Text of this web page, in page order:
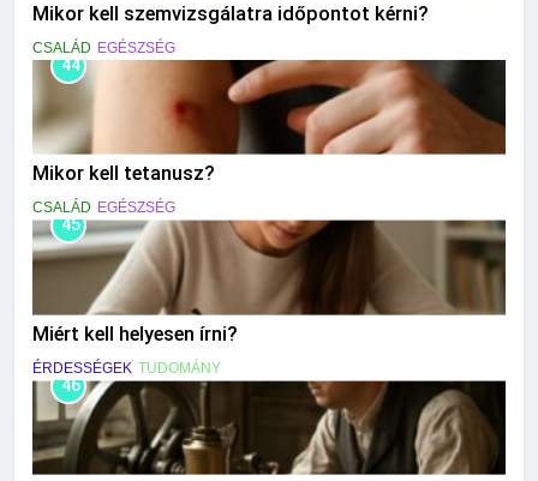
Mikor kell szemvizsgálatra időpontot kérni?
CSALÁD EGÉSZSÉG
44
Mikor kell tetanusz?
CSALÁD EGÉSZSÉG
45
Miért kell helyesen írni?
ÉRDESSÉGEK TUDOMÁNY
46